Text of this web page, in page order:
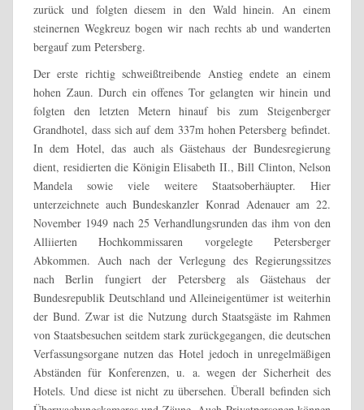
zurück und folgten diesem in den Wald hinein. An einem
steinernen Wegkreuz bogen wir nach rechts ab und wanderten
bergauf zum Petersberg.
Der erste richtig schweißtreibende Anstieg endete an einem
hohen Zaun. Durch ein offenes Tor gelangten wir hinein und
folgten den letzten Metern hinauf bis zum Steigenberger
Grandhotel, dass sich auf dem 337m hohen Petersberg befindet.
In dem Hotel, das auch als Gästehaus der Bundesregierung
dient, residierten die Königin Elisabeth II., Bill Clinton, Nelson
Mandela sowie viele weitere Staatsoberhäupter. Hier
unterzeichnete auch Bundeskanzler Konrad Adenauer am 22.
November 1949 nach 25 Verhandlungsrunden das ihm von den
Alliierten Hochkommissaren vorgelegte Petersberger
Abkommen. Auch nach der Verlegung des Regierungssitzes
nach Berlin fungiert der Petersberg als Gästehaus der
Bundesrepublik Deutschland und Alleineigentümer ist weiterhin
der Bund. Zwar ist die Nutzung durch Staatsgäste im Rahmen
von Staatsbesuchen seitdem stark zurückgegangen, die deutschen
Verfassungsorgane nutzen das Hotel jedoch in unregelmäßigen
Abständen für Konferenzen, u. a. wegen der Sicherheit des
Hotels. Und diese ist nicht zu übersehen. Überall befinden sich